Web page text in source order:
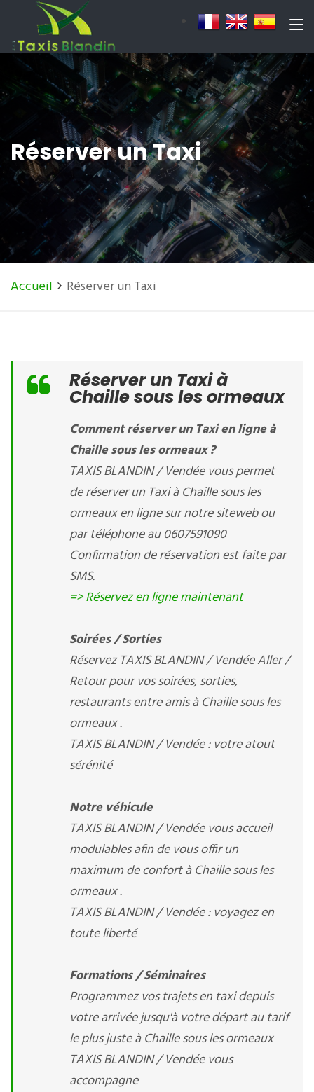
Réserver un Taxi
Accueil Réserver un Taxi
Réserver un Taxi à
Chaille sous les ormeaux
Comment réserver un Taxi en ligne à
Chaille sous les ormeaux ?
TAXIS BLANDIN / Vendée vous permet
de réserver un Taxi à Chaille sous les
ormeaux en ligne sur notre siteweb ou
par téléphone au 0607591090
Confirmation de réservation est faite par
SMS.
=> Réservez en ligne maintenant
Soirées / Sorties
Réservez TAXIS BLANDIN / Vendée Aller /
Retour pour vos soirées, sorties,
restaurants entre amis à Chaille sous les
ormeaux .
TAXIS BLANDIN / Vendée : votre atout
sérénité
Notre véhicule
TAXIS BLANDIN / Vendée vous accueil
modulables afin de vous offir un
maximum de confort à Chaille sous les
ormeaux .
TAXIS BLANDIN / Vendée : voyagez en
toute liberté
Formations / Séminaires
Programmez vos trajets en taxi depuis
votre arrivée jusqu'à votre départ au tarif
le plus juste à Chaille sous les ormeaux
TAXIS BLANDIN / Vendée vous
accompagne